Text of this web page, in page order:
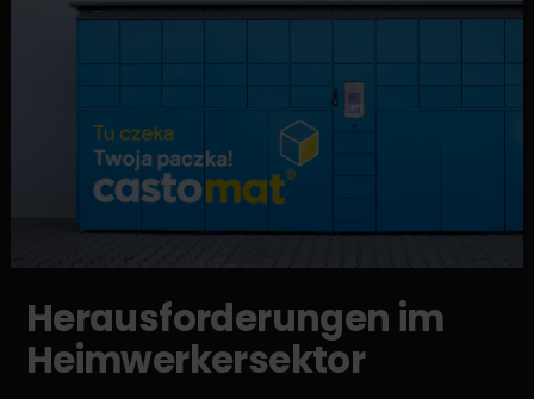
Herausforderungen im
Heimwerkersektor